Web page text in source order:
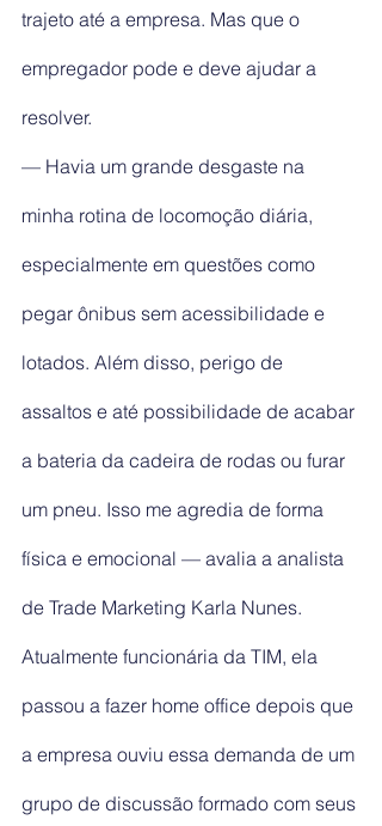
trajeto até a empresa. Mas que o
empregador pode e deve ajudar a
resolver.
— Havia um grande desgaste na
minha rotina de locomoção diária,
especialmente em questões como
pegar ônibus sem acessibilidade e
lotados. Além disso, perigo de
assaltos e até possibilidade de acabar
a bateria da cadeira de rodas ou furar
um pneu. Isso me agredia de forma
física e emocional — avalia a analista
de Trade Marketing Karla Nunes.
Atualmente funcionária da TIM, ela
passou a fazer home office depois que
a empresa ouviu essa demanda de um
grupo de discussão formado com seus